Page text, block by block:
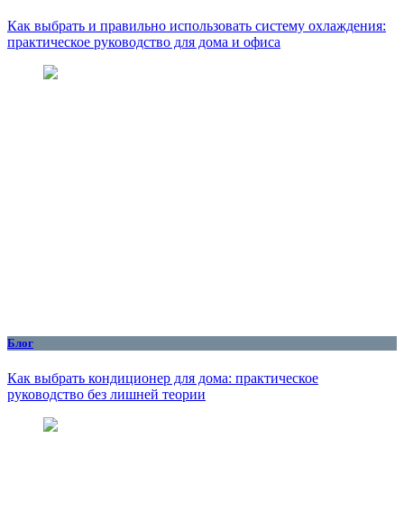
Как выбрать и правильно использовать систему охлаждения:
практическое руководство для дома и офиса
Блог
Как выбрать кондиционер для дома: практическое
руководство без лишней теории